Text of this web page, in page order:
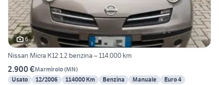
6
Nissan Micra K12 1.2 benzina – 114.000 km
2.900 €Marmirolo(MN)
Usato
12/2006 114000 Km Benzina Manuale Euro 4